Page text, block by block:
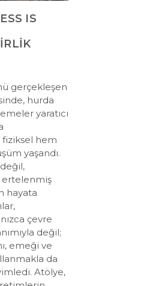
IS
gerçekleşen
hurda
yaratıcı
hem
yaşandı.
ertelenmiş
hayata
çevre
değil;
emeği ve
da
Atölye,